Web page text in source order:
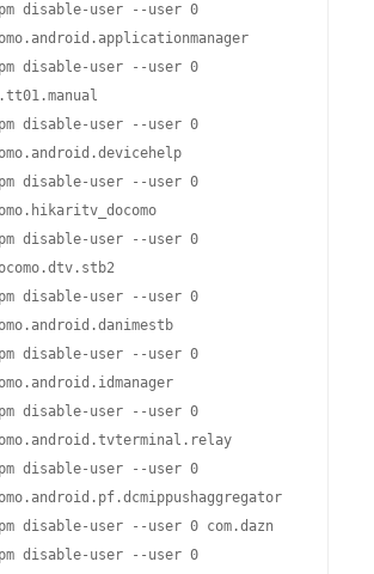
disable-user --user 0
disable-user --user 0
disable-user --user 0
disable-user --user 0
disable-user --user 0
disable-user --user 0
disable-user --user 0
disable-user --user 0
disable-user --user 0
disable-user --user 0 com.dazn
disable-user --user 0